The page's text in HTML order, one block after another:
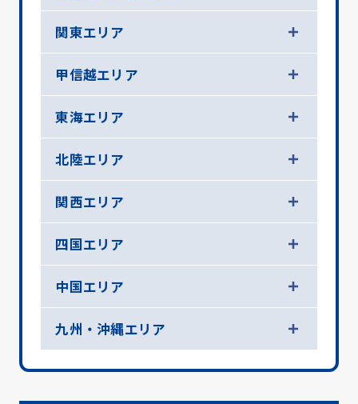
関東エリア
甲信越エリア
東海エリア
北陸エリア
関西エリア
四国エリア
中国エリア
九州・沖縄エリア